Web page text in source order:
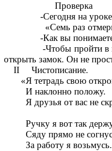
Проверка
-Сегодня на уроке
«Семь раз отмерь,
-Как вы понимаете
-Чтобы пройти в
открыть замок. Он не
II Чистописание.
«Я тетрадь свою
И наклонно положу.
Я друзья от вас не
Ручку я вот так
Сяду прямо не
За работу я